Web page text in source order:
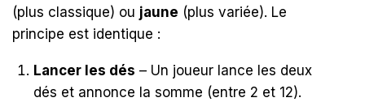
(plus classique) ou jaune (plus variée). Le
principe est identique :
Lancer les dés – Un joueur lance les deux
dés et annonce la somme (entre 2 et 12).